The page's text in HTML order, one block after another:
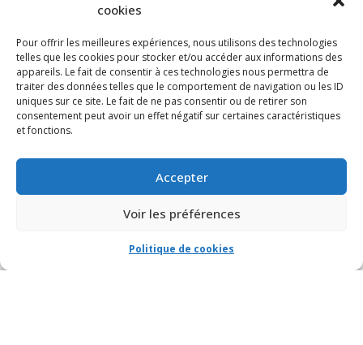
cookies
Pour offrir les meilleures expériences, nous utilisons des technologies
telles que les cookies pour stocker et/ou accéder aux informations des
appareils. Le fait de consentir à ces technologies nous permettra de
traiter des données telles que le comportement de navigation ou les ID
uniques sur ce site. Le fait de ne pas consentir ou de retirer son
consentement peut avoir un effet négatif sur certaines caractéristiques
et fonctions.
Accepter
Voir les préférences
Politique de cookies